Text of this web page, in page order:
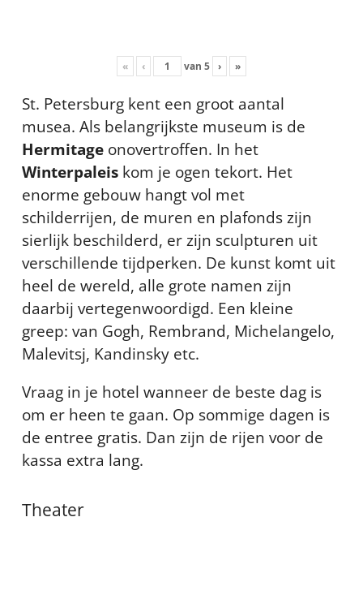
« ‹ van 5 › »
St. Petersburg kent een groot aantal
musea. Als belangrijkste museum is de
Hermitageonovertroffen. In het
Winterpaleiskom je ogen tekort. Het
enorme gebouw hangt vol met
schilderrijen, de muren en plafonds zijn
sierlijk beschilderd, er zijn sculpturen uit
verschillende tijdperken. De kunst komt uit
heel de wereld, alle grote namen zijn
daarbij vertegenwoordigd. Een kleine
greep: van Gogh, Rembrand, Michelangelo,
Malevitsj, Kandinsky etc.
Vraag in je hotel wanneer de beste dag is
om er heen te gaan. Op sommige dagen is
de entree gratis. Dan zijn de rijen voor de
kassa extra lang.
Theater